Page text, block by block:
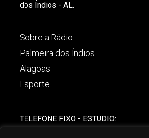
dos Índios - AL.
Sobre a Rádio
Palmeira dos Índios
Alagoas
Esporte
TELEFONE FIXO - ESTUDIO: